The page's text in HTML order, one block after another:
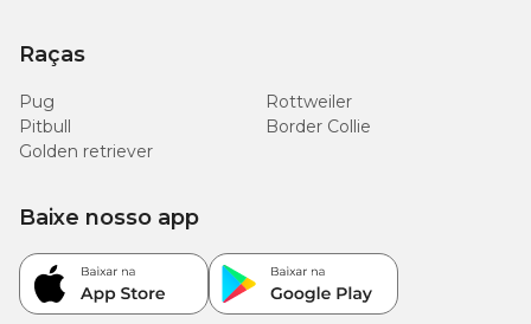
Raças
Pug
Rottweiler
Pitbull
Border Collie
Golden retriever
Baixe nosso app